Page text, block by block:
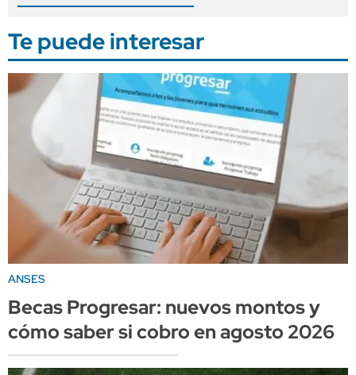
Te puede interesar
ANSES
Becas Progresar: nuevos montos y
cómo saber si cobro en agosto 2026